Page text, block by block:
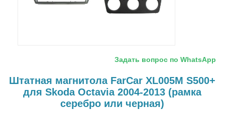
Задать вопрос по WhatsApp
Штатная магнитола FarCar XL005M S500+
для Skoda Octavia 2004-2013 (рамка
серебро или черная)